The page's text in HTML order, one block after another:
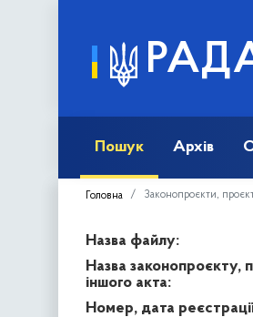
Пошук Архів
Головна Законопроєкти,
Назва файлу:
Назва законопроєкту,
іншого акта:
Номер, дата